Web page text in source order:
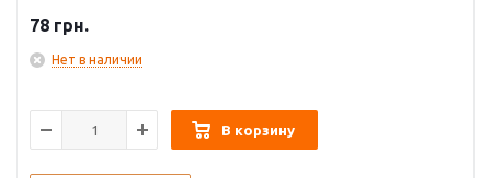
78 грн.
Нет в наличии
В корзину